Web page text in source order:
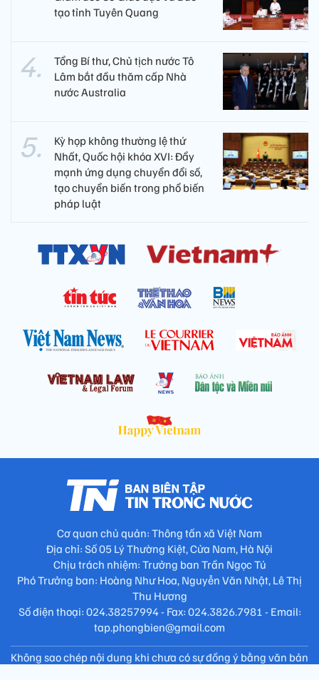
tạo tỉnh Tuyên Quang
Tổng Bí thư, Chủ tịch nước Tô
Lâm bắt đầu thăm cấp Nhà
nước Australia
Kỳ họp không thường lệ thứ
Nhất, Quốc hội khóa XVI: Đẩy
mạnh ứng dụng chuyển đổi số,
tạo chuyển biến trong phổ biến
pháp luật
Cơ quan chủ quản: Thông tấn xã Việt Nam
Địa chỉ: Số 05 Lý Thường Kiệt, Cửa Nam, Hà Nội
Chịu trách nhiệm: Trưởng ban Trần Ngọc Tú
Phó Trưởng ban: Hoàng Như Hoa, Nguyễn Văn Nhật, Lê Thị
Thu Hương
Số điện thoại: 024.38257994 - Fax: 024.3826.7981 - Email:
tap.phongbien@gmail.com
Không sao chép nội dung khi chưa có sự đồng ý bằng văn bản